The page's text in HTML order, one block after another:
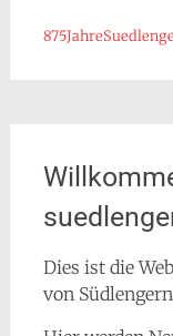
Dies ist die
von